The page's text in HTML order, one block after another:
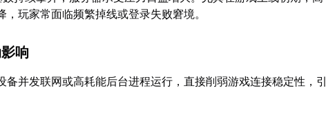
玩家常面临频繁掉线或登录失败窘境。
响
备并发联网或高耗能后台进程运行，直接削弱游戏连接稳定性，引